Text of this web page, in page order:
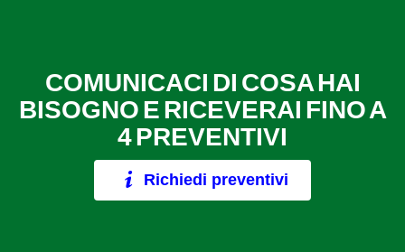
COMUNICACI DI COSA HAI
BISOGNO E RICEVERAI FINO A
4 PREVENTIVI
Richiedi preventivi